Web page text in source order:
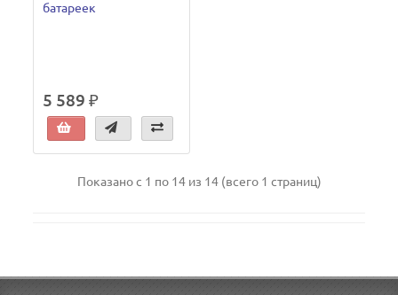
батареек
5 589 ₽
Показано с 1 по 14 из 14 (всего 1 страниц)